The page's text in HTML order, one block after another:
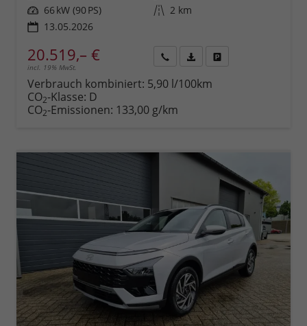
Leistung 66 kW (90 PS) Kilometerstand 2 km
13.05.2026
20.519,– €
incl. 19% MwSt.
anfordern
Datei,
Verbrauch kombiniert: 5,90 l/100km
CO2-Klasse: D
CO2-Emissionen: 133,00 g/km